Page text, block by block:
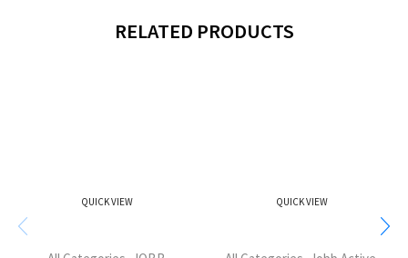
RELATED PRODUCTS
QUICK VIEW QUICK VIEW